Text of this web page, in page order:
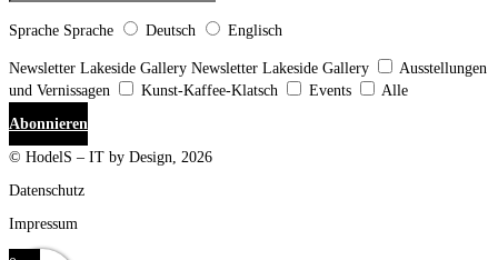
Sprache Sprache Deutsch Englisch
Newsletter Lakeside Gallery Newsletter Lakeside Gallery
Ausstellungen
und Vernissagen
Kunst-Kaffee-Klatsch Events
Alle
Abonnieren
© HodelS – IT by Design, 2026
Datenschutz
Impressum